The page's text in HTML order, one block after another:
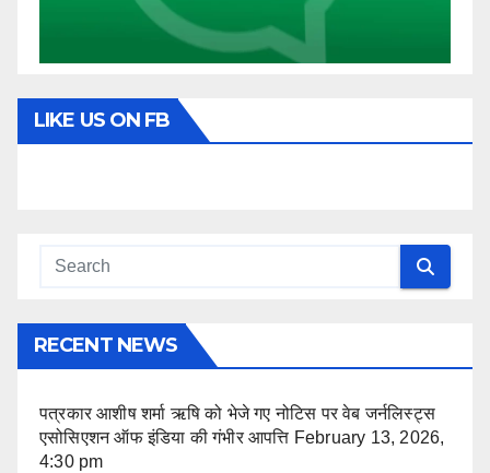
LIKE US ON FB
RECENT NEWS
पत्रकार आशीष शर्मा ऋषि को भेजे गए नोटिस पर वेब जर्नलिस्ट्स
एसोसिएशन ऑफ इंडिया की गंभीर आपत्ति February 13, 2026,
4:30 pm